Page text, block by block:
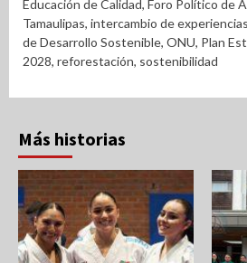
Educación de Calidad, Foro Político de
Tamaulipas, intercambio de experiencias
de Desarrollo Sostenible, ONU, Plan
2028, reforestación, sostenibilidad
Más historias